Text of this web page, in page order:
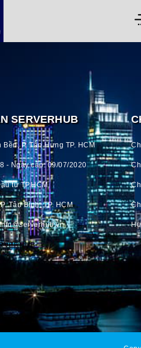
SERVERHUB
P. Tân Hưng TP. HCM
- Ngày cấp: 09/07/2020
tư TP.HCM
Tân Bình, TP. HCM